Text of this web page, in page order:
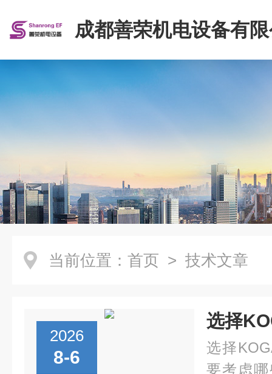
成都善荣机电设备有
当前位置： 首页 > 技术文章
2026
8-6
选择
要考虑